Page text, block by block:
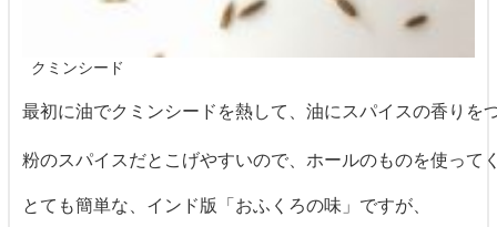
クミンシード
最初に油でクミンシードを熱して、油にスパイスの香りを
粉のスパイスだとこげやすいので、ホールのものを使っ
とても簡単な、インド版「おふくろの味」ですが、